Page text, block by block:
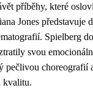
příběhy, které
Jones představuje
Spielberg
svou
pečlivou choreografií
kvalitu.